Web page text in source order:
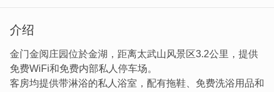
介绍
金门金阅庄园位於金湖，距离太武山风景区3.2公里，提供
免费WiFi和免费内部私人停车场。
客房均提供带淋浴的私人浴室，配有拖鞋、免费洗浴用品和